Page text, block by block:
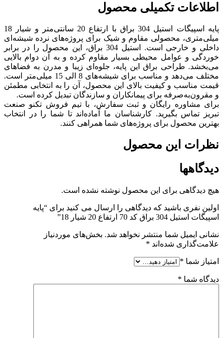
اطلاعات تکمیلی محصول
پایه اسپیگات استیل 304 براق با ارتفاع 20 سانتی‌متر و شیار 18
میلی‌متری، محصولی مقاوم و شیک برای پروژه‌های نرده شیشه‌ای
داخلی و خارجی است. استیل 304 براق، این محصول را در برابر
خوردگی و عوامل محیطی بسیار مقاوم کرده و به آن دوام بالایی
می‌بخشد. طراحی براق این پایه، جلوه‌ای زیبا و مدرن به فضاهای
مختلف می‌دهد و مناسب برای شیشه‌های 8 الی 15 میلی‌متر است.
قیمت مناسب و کیفیت بالای این محصول، آن را به انتخابی مطمئن
و مقرون‌به‌صرفه برای پیمانکاران و سازندگان تبدیل کرده است.
برای مشاوره رایگان و ثبت سفارش، با تیم فروش تکنو صنعت
تبریز تماس بگیرید. کارشناسان ما آماده‌اند تا شما را در انتخاب
بهترین محصول برای پروژه‌های شما همراهی کنند.
نظرات این محصول
دیدگاهها
هیچ دیدگاهی برای این محصول نوشته نشده است.
اولین نفری باشید که دیدگاهی را ارسال می کنید برای “پایه
اسپیگات استیل 304 براق کد 70 ارتفاع 20 شیار 18”
نشانی ایمیل شما منتشر نخواهد شد. بخش‌های موردنیاز
علامت‌گذاری شده‌اند *
امتیاز شما *
دیدگاه شما *